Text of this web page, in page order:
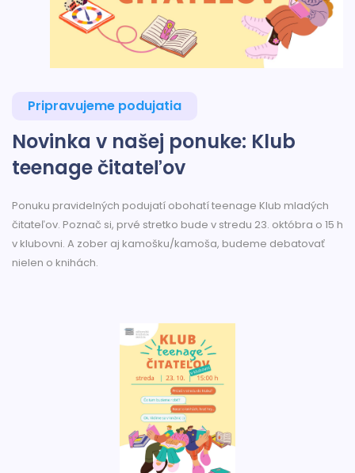
Pripravujeme podujatia
Novinka v našej ponuke: Klub
teenage čitateľov
Ponuku pravidelných podujatí obohatí teenage Klub mladých
čitateľov. Poznač si, prvé stretko bude v stredu 23. októbra o 15 h
v klubovni. A zober aj kamošku/kamoša, budeme debatovať
nielen o knihách.